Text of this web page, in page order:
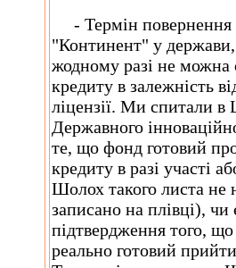
- Термін повернення
"Континент" у держави,
жодному разі не можна
кредиту в залежність
ліцензії. Ми спитали в
Державного
те, що фонд готовий
кредиту в разі участі
Шолох такого листа
записано на плівці),
підтвердження того, що
реально готовий